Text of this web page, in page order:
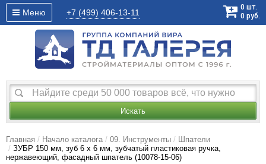
Меню +7 (499) 406-13-11
0 шт.
0 руб.
Искать
Главная Начало каталога 09. Инструменты
Шпатели
ЗУБР 150 мм, зуб 6 х 6 мм, зубчатый пластиковая ручка,
нержавеющий, фасадный шпатель (10078-15-06)